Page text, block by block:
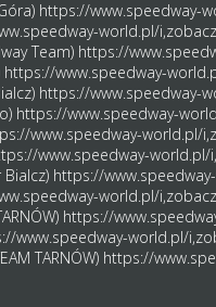
https://www.speedway-
world.pl/
Team) https://
https://www.speedway-
https://www.speedway-
https://www.speedway-
www.speedway-world.pl/
www.speedway-world.pl/
https://
world.pl/
https://
www.speedway-world.pl/
TARNÓW) https://